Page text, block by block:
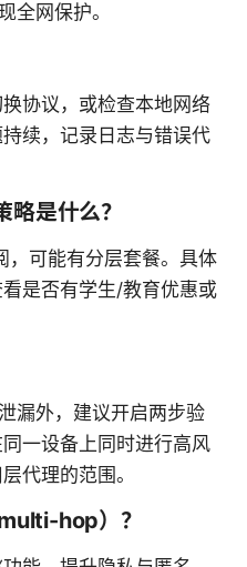
全网保护。
协议，或检查本地网络
续，记录日志与错误代
是什么？
，可能有分层套餐。具体
是否有学生/教育优惠或
漏外，建议开启两步验
一设备上同时进行高风
代理的范围。
hop）？